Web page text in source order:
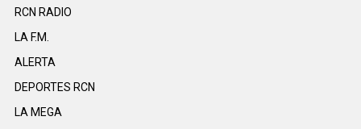
RCN RADIO
LA F.M.
ALERTA
DEPORTES RCN
LA MEGA